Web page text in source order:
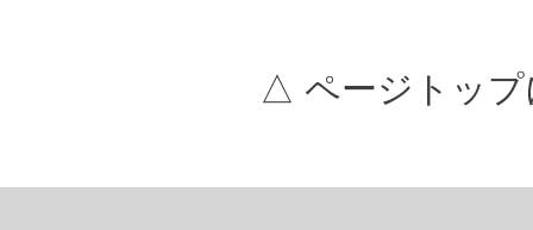
△ ページトップ